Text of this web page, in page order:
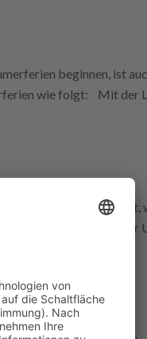
beginnen, ist
wie folgt: Mit der
Bericht dargestellt,
Ausschreibung soll der